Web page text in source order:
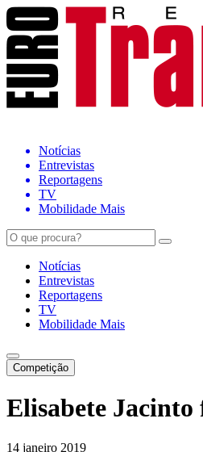
Notícias
Entrevistas
Reportagens
TV
Mobilidade Mais
Notícias
Entrevistas
Reportagens
TV
Mobilidade Mais
Competição
Elisabete Jacinto
14 janeiro 2019